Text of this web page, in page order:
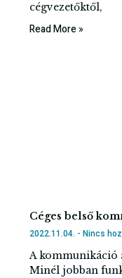
cégvezetőktől,
Read More »
Céges belső
2022.11.04. Nincs
A kommunikáció
Minél jobban